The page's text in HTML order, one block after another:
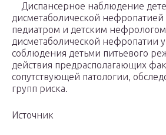
Диспансерное наблюдение
дисметаболической нефропатией
педиатром и детским
дисметаболической нефропатии
соблюдения детьми питьевого
действия предрасполагающих
сопутствующей патологии,
групп риска.
Источник